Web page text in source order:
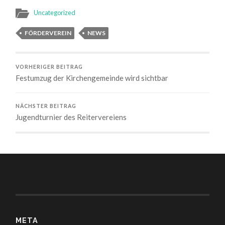
Uncategorized
FÖRDERVEREIN NEWS
VORHERIGER BEITRAG
Festumzug der Kirchengemeinde wird sichtbar
NÄCHSTER BEITRAG
Jugendturnier des Reitervereiens
META